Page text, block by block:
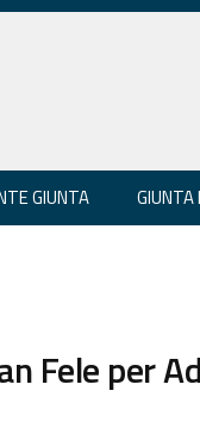
GIUNTA GIUNTA
Fele per